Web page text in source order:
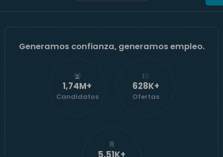
Generamos confianza, generamos empleo.
1,74M+
Candidatos
629K+
Ofertas
5,51K+